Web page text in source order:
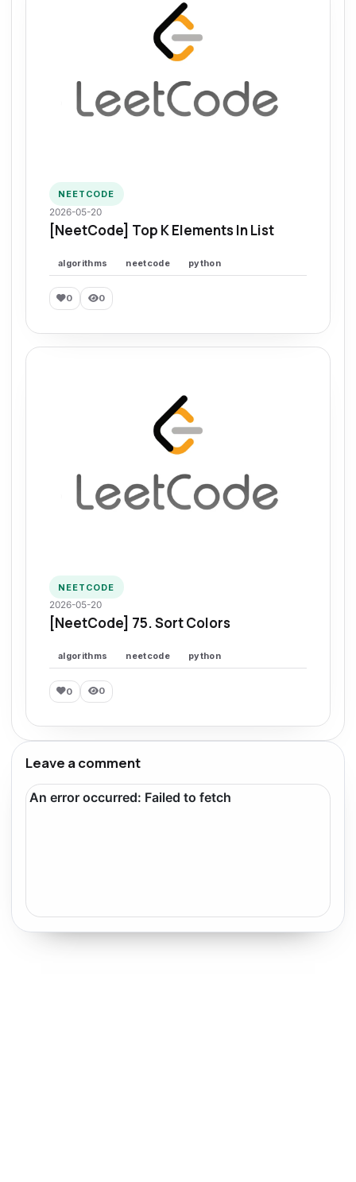
NEETCODE
2026-05-20
[NeetCode] Top K Elements In List
algorithms neetcode python
0 0
NEETCODE
2026-05-20
[NeetCode] 75. Sort Colors
algorithms neetcode python
0 0
Leave a comment